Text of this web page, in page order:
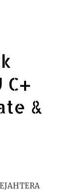
C+
&